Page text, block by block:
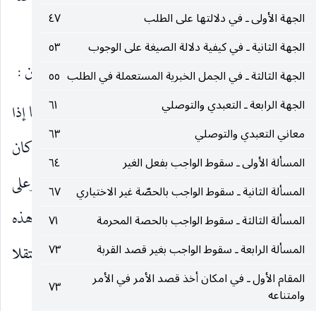
الجهة الأولى ـ في دلالتها على الطلب
٤٧
الجهة الثانية ـ في كيفية دلالة الصيغة على الوجوب
٥٣
الجهة الثالثة ـ في الجمل الخبرية المستعملة في الطلب ٥٥
الجهة الرابعة ـ التعبدي والتوصلي
٦١
معاني التعبدي والتوصلي
٦٣
المسألة الأولى ـ سقوط الواجب بفعل الغير
٦٤
المسألة الثانية ـ سقوط الواجب بالحصّة غير الاختياري
٦٧
المسألة الثالثة ـ سقوط الواجب بالحصة المحرمة
٧١
المسألة الرابعة ـ سقوط الواجب بغير قصد القربة
٧٣
المقام الأول ـ في امكان أخذ قصد الأمر في الأمر
وامتناعه
٧٣
البراءة.
وهذا الضابط الكلي للانحلال يختل في إحدى حالتين :
الأولى ـ ان يفرض تباين زمان الوضوء الواجب فيما إذا
كان نفسيا عن زمانه فيما إذا كان غيريا كما إذا كان
الوضوء على تقدير كونه واجبا نفسيا قبل الظهر وعلى
تقدير كونه واجبا غيريا للصلاة بعد الظهر ، فانه في هذه
الحالة يمكن المخالفة القطعية لكل منهما في زمانه مستقلا
عن الآخر.